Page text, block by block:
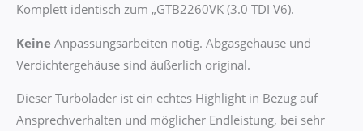
Komplett identisch zum „GTB2260VK (3.0 TDI V6).
Keine Anpassungsarbeiten nötig. Abgasgehäuse und
Verdichtergehäuse sind äußerlich original.
Dieser Turbolader ist ein echtes Highlight in Bezug auf
Ansprechverhalten und möglicher Endleistung, bei sehr